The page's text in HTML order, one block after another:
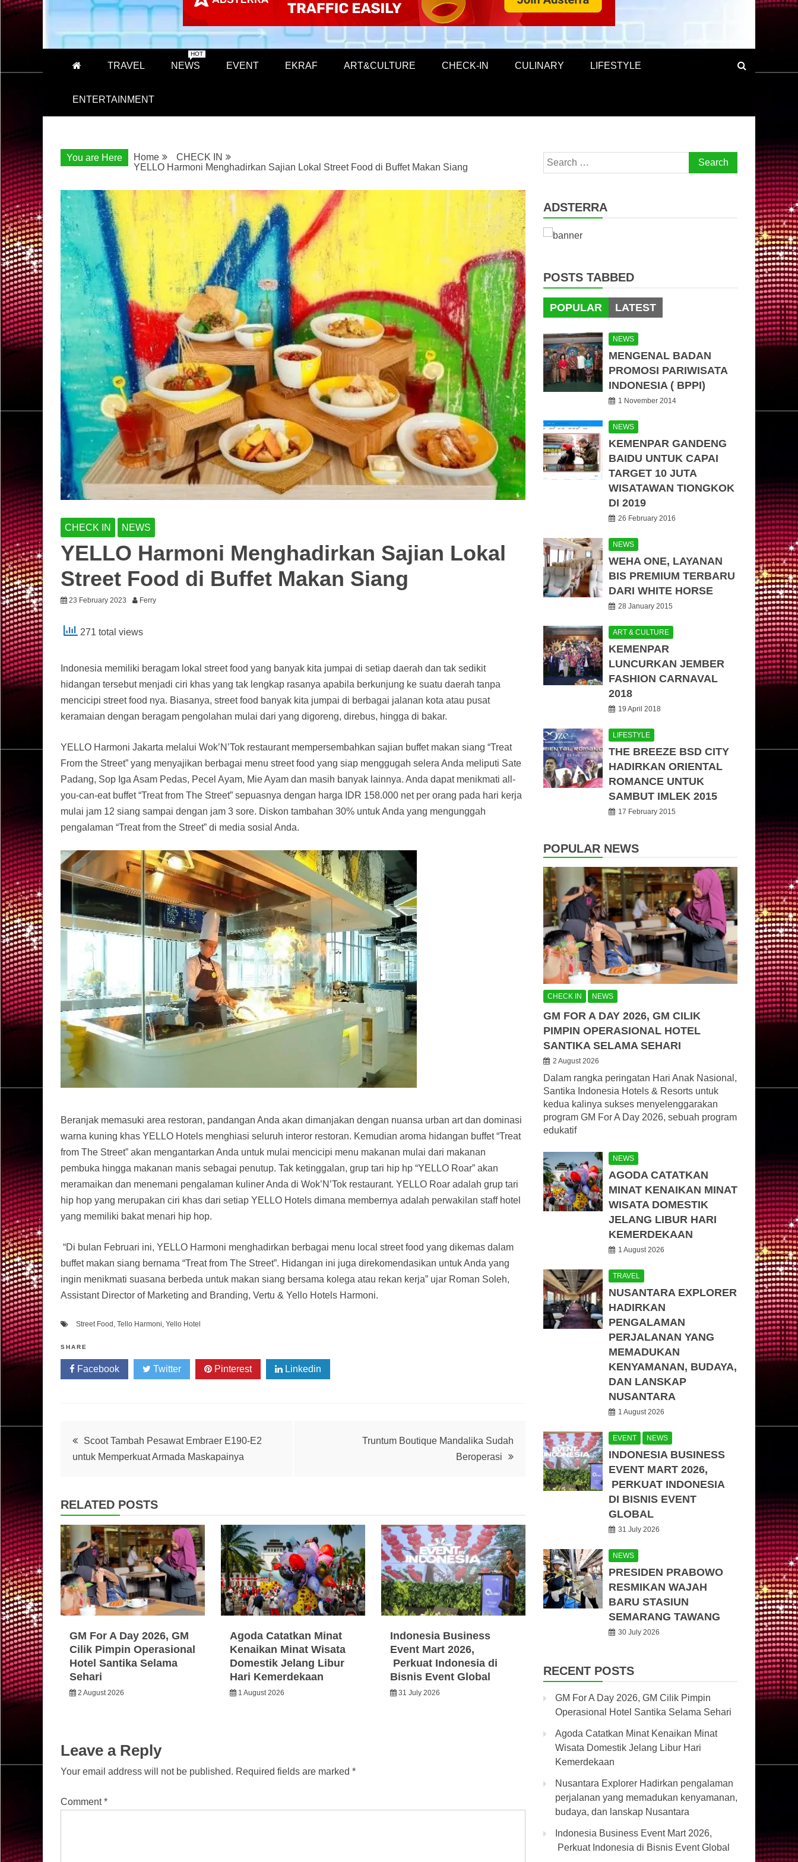
TRAVEL NEWS
HOT
EVENT EKRAF ART&CULTURE CHECK-IN CULINARY LIFESTYLE
ENTERTAINMENT
You are Here Home
CHECK IN
YELLO Harmoni Menghadirkan Sajian Lokal Street Food di Buffet Makan Siang
CHECK IN NEWS
YELLO Harmoni Menghadirkan Sajian Lokal
Street Food di Buffet Makan Siang
23 February 2023 Ferry
271 total views
Indonesia memiliki beragam lokal street food yang banyak kita jumpai di setiap daerah dan tak sedikit
hidangan tersebut menjadi ciri khas yang tak lengkap rasanya apabila berkunjung ke suatu daerah tanpa
mencicipi street food nya. Biasanya, street food banyak kita jumpai di berbagai jalanan kota atau pusat
keramaian dengan beragam pengolahan mulai dari yang digoreng, direbus, hingga di bakar.
YELLO Harmoni Jakarta melalui Wok’N’Tok restaurant mempersembahkan sajian buffet makan siang “Treat
From the Street” yang menyajikan berbagai menu street food yang siap menggugah selera Anda meliputi Sate
Padang, Sop Iga Asam Pedas, Pecel Ayam, Mie Ayam dan masih banyak lainnya. Anda dapat menikmati all-
you-can-eat buffet “Treat from The Street” sepuasnya dengan harga IDR 158.000 net per orang pada hari kerja
mulai jam 12 siang sampai dengan jam 3 sore. Diskon tambahan 30% untuk Anda yang mengunggah
pengalaman “Treat from the Street” di media sosial Anda.
Beranjak memasuki area restoran, pandangan Anda akan dimanjakan dengan nuansa urban art dan dominasi
warna kuning khas YELLO Hotels menghiasi seluruh interor restoran. Kemudian aroma hidangan buffet “Treat
from The Street” akan mengantarkan Anda untuk mulai mencicipi menu makanan mulai dari makanan
pembuka hingga makanan manis sebagai penutup. Tak ketinggalan, grup tari hip hp “YELLO Roar” akan
meramaikan dan menemani pengalaman kuliner Anda di Wok’N’Tok restaurant. YELLO Roar adalah grup tari
hip hop yang merupakan ciri khas dari setiap YELLO Hotels dimana membernya adalah perwakilan staff hotel
yang memiliki bakat menari hip hop.
“Di bulan Februari ini, YELLO Harmoni menghadirkan berbagai menu local street food yang dikemas dalam
buffet makan siang bernama “Treat from The Street”. Hidangan ini juga direkomendasikan untuk Anda yang
ingin menikmati suasana berbeda untuk makan siang bersama kolega atau rekan kerja” ujar Roman Soleh,
Assistant Director of Marketing and Branding, Vertu & Yello Hotels Harmoni.
Street Food , Tello Harmoni, Yello Hotel
SHARE
Facebook Twitter Pinterest Linkedin
Post
navigation
Scoot Tambah Pesawat Embraer E190-E2
untuk Memperkuat Armada Maskapainya
Truntum Boutique Mandalika Sudah
Beroperasi
RELATED POSTS
GM For A Day 2026, GM
Cilik Pimpin Operasional
Hotel Santika Selama
Sehari
2 August 2026
Agoda Catatkan Minat
Kenaikan Minat Wisata
Domestik Jelang Libur
Hari Kemerdekaan
1 August 2026
Indonesia Business
Event Mart 2026,
Perkuat Indonesia di
Bisnis Event Global
31 July 2026
Leave a Reply
Your email address will not be published. Required fields are marked *
Comment*
Search
for:
ADSTERRA
POSTS TABBED
POPULAR LATEST
NEWS
MENGENAL BADAN
PROMOSI PARIWISATA
INDONESIA ( BPPI)
1 November 2014
NEWS
KEMENPAR GANDENG
BAIDU UNTUK CAPAI
TARGET 10 JUTA
WISATAWAN TIONGKOK
DI 2019
26 February 2016
NEWS
WEHA ONE, LAYANAN
BIS PREMIUM TERBARU
DARI WHITE HORSE
28 January 2015
ART & CULTURE
KEMENPAR
LUNCURKAN JEMBER
FASHION CARNAVAL
2018
19 April 2018
LIFESTYLE
THE BREEZE BSD CITY
HADIRKAN ORIENTAL
ROMANCE UNTUK
SAMBUT IMLEK 2015
17 February 2015
POPULAR NEWS
CHECK IN NEWS
GM FOR A DAY 2026, GM CILIK
PIMPIN OPERASIONAL HOTEL
SANTIKA SELAMA SEHARI
2 August 2026
Dalam rangka peringatan Hari Anak Nasional,
Santika Indonesia Hotels & Resorts untuk
kedua kalinya sukses menyelenggarakan
program GM For A Day 2026, sebuah program
edukatif
NEWS
AGODA CATATKAN
MINAT KENAIKAN MINAT
WISATA DOMESTIK
JELANG LIBUR HARI
KEMERDEKAAN
1 August 2026
TRAVEL
NUSANTARA EXPLORER
HADIRKAN
PENGALAMAN
PERJALANAN YANG
MEMADUKAN
KENYAMANAN, BUDAYA,
DAN LANSKAP
NUSANTARA
1 August 2026
EVENT NEWS
INDONESIA BUSINESS
EVENT MART 2026,
PERKUAT INDONESIA
DI BISNIS EVENT
GLOBAL
31 July 2026
NEWS
PRESIDEN PRABOWO
RESMIKAN WAJAH
BARU STASIUN
SEMARANG TAWANG
30 July 2026
RECENT POSTS
GM For A Day 2026, GM Cilik Pimpin
Operasional Hotel Santika Selama Sehari
Agoda Catatkan Minat Kenaikan Minat
Wisata Domestik Jelang Libur Hari
Kemerdekaan
Nusantara Explorer Hadirkan pengalaman
perjalanan yang memadukan kenyamanan,
budaya, dan lanskap Nusantara
Indonesia Business Event Mart 2026,
Perkuat Indonesia di Bisnis Event Global